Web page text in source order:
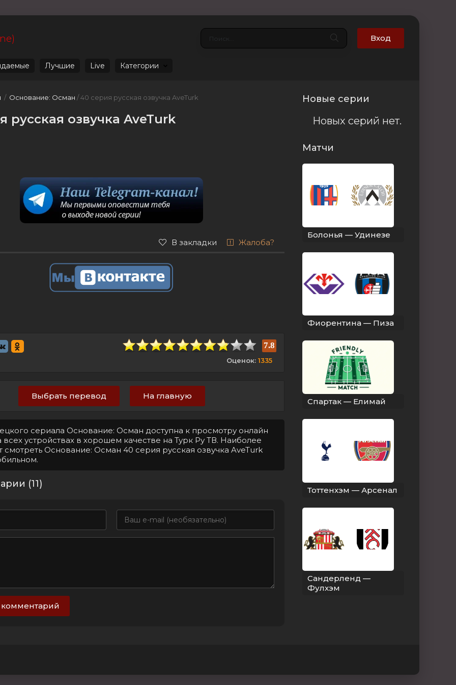
Вход
Лучшие Live Категории
/ Основание: Осман / 40 серия русская озвучка AveTurk
озвучка AveTurk
В закладки Жалоба?
7.8
Оценок: 1335
Выбрать перевод На главную
сериала Основание: Осман доступна к просмотру онлайн
всех устройствах в хорошем качестве на Турк Ру ТВ. Наиболее
смотреть Основание: Осман 40 серия русская озвучка AveTurk
(11)
Новые серии
Новых серий нет.
Матчи
Болонья — Удинезе
Фиорентина — Пиза
Спартак — Елимай
Тоттенхэм — Арсенал
Сандерленд —
Фулхэм